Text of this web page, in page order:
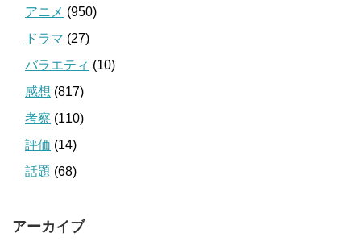
アニメ (950)
ドラマ (27)
バラエティ (10)
感想 (817)
考察 (110)
評価 (14)
話題 (68)
アーカイブ